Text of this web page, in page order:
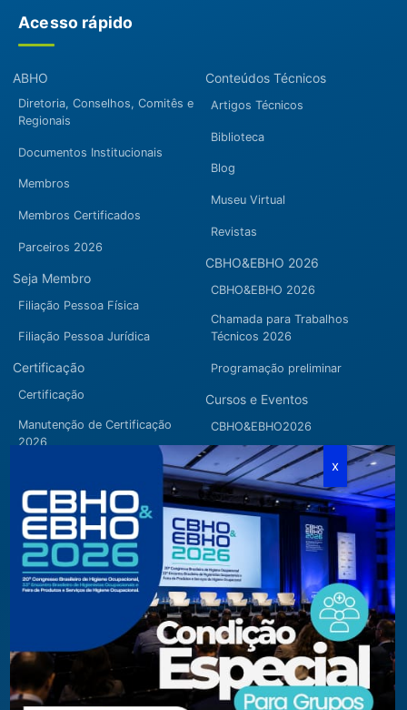
Acesso rápido
ABHO
Diretoria, Conselhos, Comitês e
Regionais
Documentos Institucionais
Membros
Membros Certificados
Parceiros 2026
Seja Membro
Filiação Pessoa Física
Filiação Pessoa Jurídica
Certificação
Certificação
Manutenção de Certificação
2026
Conteúdos Técnicos
Artigos Técnicos
Biblioteca
Blog
Museu Virtual
Revistas
CBHO&EBHO 2026
CBHO&EBHO 2026
Chamada para Trabalhos
Técnicos 2026
Programação preliminar
Cursos e Eventos
CBHO&EBHO2026
Cursos Modulares
Eventos Apoiados
Eventos Regionais
Loja
Fone/Fax: